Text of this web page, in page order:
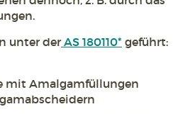
unter derAS 180110* geführt:
mit Amalgamfüllungen